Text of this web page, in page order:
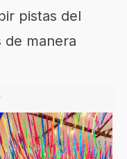
pistas del
de manera